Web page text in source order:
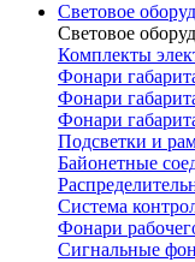
Световое
Световое
Комплекты
Фонари
Фонари
Фонари
Подсветки и
Байонетные
Система
Фонари
Сигнальные